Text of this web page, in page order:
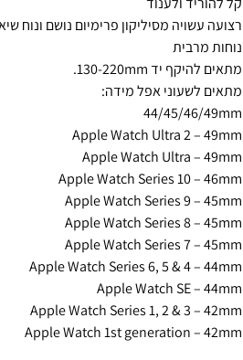
רצועה עשויה מסיליקון פרימיום נושם ונוח
Apple Watch 1st generation – 42mm